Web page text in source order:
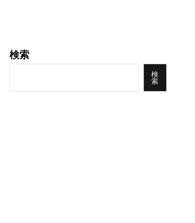
検索
検
索